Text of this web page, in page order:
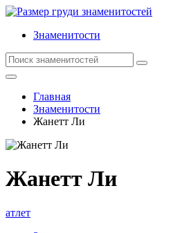
Знаменитости
Главная
Знаменитости
Жанетт Ли
Жанетт Ли
атлет